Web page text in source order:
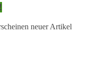
neuer Artikel